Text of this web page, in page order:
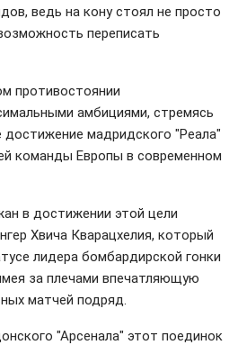
ведь на кону стоял не просто
переписать
противостоянии
амбициями, стремясь
достижение мадридского "Реала"
команды Европы в современном
в достижении этой цели
Хвича Кварацхелия, который
лидера бомбардирской гонки
за плечами впечатляющую
матчей подряд.
"Арсенала" этот поединок